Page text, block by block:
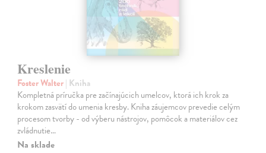
Kreslenie
Foster Walter| Kniha
Kompletná príručka pre začínajúcich umelcov, ktorá ich krok za
krokom zasvätí do umenia kresby. Kniha záujemcov prevedie celým
procesom tvorby - od výberu nástrojov, pomôcok a materiálov cez
zvládnutie…
Na sklade